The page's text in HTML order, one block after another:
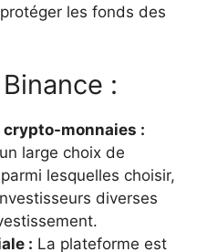
les fonds des
:
crypto-monnaies :
large choix de
lesquelles choisir,
diverses
: La plateforme est